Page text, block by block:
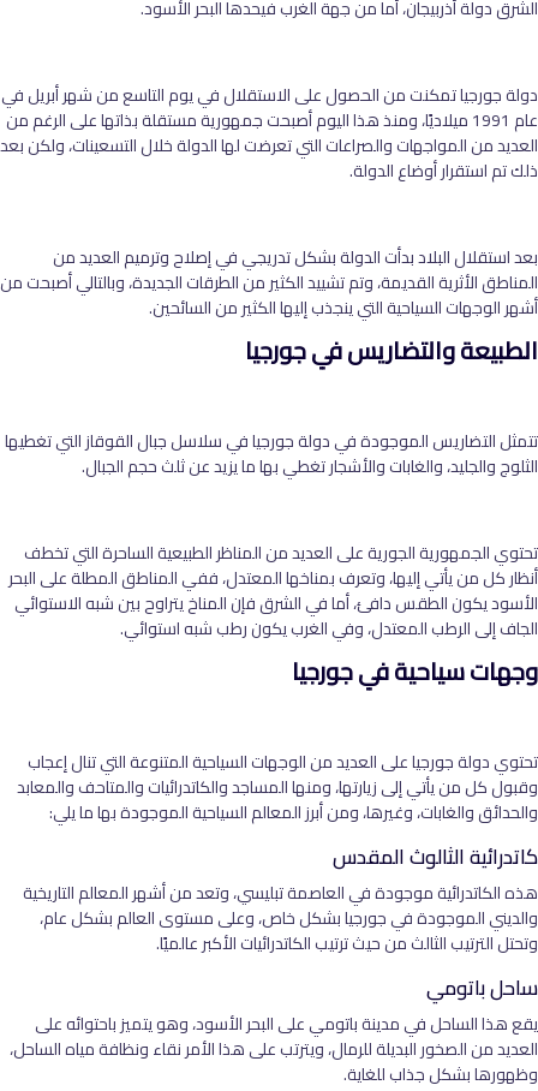
الشرق دولة أذربيجان، أما من جهة الغرب فيحدها البحر الأسود.
دولة جورجيا تمكنت من الحصول على الاستقلال في يوم التاسع من شهر أبريل في
عام 1991 ميلاديًا، ومنذ هذا اليوم أصبحت جمهورية مستقلة بذاتها على الرغم من
العديد من المواجهات والصراعات التي تعرضت لها الدولة خلال التسعينات، ولكن بعد
ذلك تم استقرار أوضاع الدولة.
بعد استقلال البلاد بدأت الدولة بشكل تدريجي في إصلاح وترميم العديد من
المناطق الأثرية القديمة، وتم تشييد الكثير من الطرقات الجديدة، وبالتالي أصبحت من
أشهر الوجهات السياحية التي ينجذب إليها الكثير من السائحين.
الطبيعة والتضاريس في جورجيا
تتمثل التضاريس الموجودة في دولة جورجيا في سلاسل جبال القوقاز التي تغطيها
الثلوج والجليد، والغابات والأشجار تغطي بها ما يزيد عن ثلث حجم الجبال.
تحتوي الجمهورية الجورية على العديد من المناظر الطبيعية الساحرة التي تخطف
أنظار كل من يأتي إليها، وتعرف بمناخها المعتدل، ففي المناطق المطلة على البحر
الأسود يكون الطقس دافئ، أما في الشرق فإن المناخ يتراوح بين شبه الاستوائي
الجاف إلى الرطب المعتدل، وفي الغرب يكون رطب شبه استوائي.
وجهات سياحية في جورجيا
تحتوي دولة جورجيا على العديد من الوجهات السياحية المتنوعة التي تنال إعجاب
وقبول كل من يأتي إلى زيارتها، ومنها المساجد والكاتدرائيات والمتاحف والمعابد
والحدائق والغابات، وغيرها، ومن أبرز المعالم السياحية الموجودة بها ما يلي:
كاتدرائية الثالوث المقدس
هذه الكاتدرائية موجودة في العاصمة تبليسي، وتعد من أشهر المعالم التاريخية
والديني الموجودة في جورجيا بشكل خاص، وعلى مستوى العالم بشكل عام،
وتحتل الترتيب الثالث من حيث ترتيب الكاتدرائيات الأكبر عالميًا.
ساحل باتومي
يقع هذا الساحل في مدينة باتومي على البحر الأسود، وهو يتميز باحتوائه على
العديد من الصخور البديلة للرمال، ويترتب على هذا الأمر نقاء ونظافة مياه الساحل،
وظهورها بشكل جذاب للغاية.